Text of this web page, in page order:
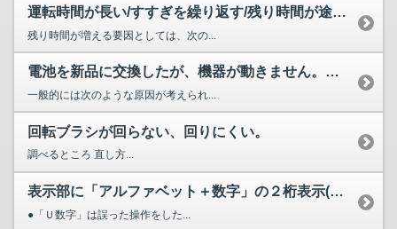
運転時間が長い/すすぎを繰り返す/残り時間が途中で増える/...
残り時間が増える要因としては、次の...
電池を新品に交換したが、機器が動きません。どのようなことが...
一般的には次のような原因が考えられ...
回転ブラシが回らない、回りにくい。
調べるところ 直し方...
表示部に「アルファベット＋数字」の２桁表示(Ｆ１、Ａ６など...
●「Ｕ数字」は誤った操作をした...